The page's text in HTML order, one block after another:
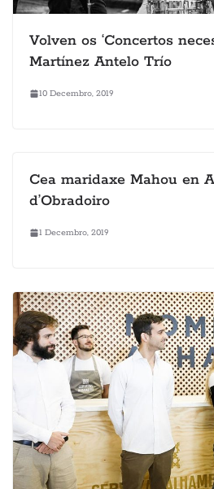
Volven os ‘Concertos
Martínez Antelo Trío
10 Decembro, 2019
Cea maridaxe Mahou en
d’Obradoiro
1 Decembro, 2019